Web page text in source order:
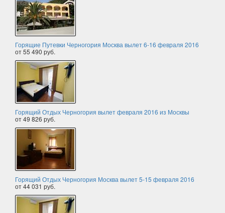
Горящие Путевки Черногория Москва вылет 6-16 февраля 2016
от 55 490 руб.
Горящий Отдых Черногория вылет февраля 2016 из Москвы
от 49 826 руб.
Горящий Отдых Черногория Москва вылет 5-15 февраля 2016
от 44 031 руб.